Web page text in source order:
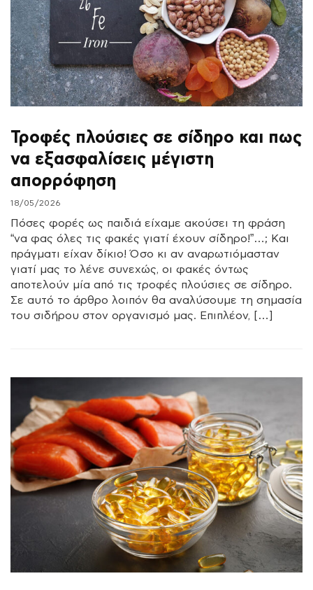
Τροφές πλούσιες σε σίδηρο και πως
να εξασφαλίσεις μέγιστη
απορρόφηση
18/05/2026
Πόσες φορές ως παιδιά είχαμε ακούσει τη φράση
“να φας όλες τις φακές γιατί έχουν σίδηρο!”…; Και
πράγματι είχαν δίκιο! Όσο κι αν αναρωτιόμασταν
γιατί μας το λένε συνεχώς, οι φακές όντως
αποτελούν μία από τις τροφές πλούσιες σε σίδηρο.
Σε αυτό το άρθρο λοιπόν θα αναλύσουμε τη σημασία
του σιδήρου στον οργανισμό μας. Επιπλέον, […]